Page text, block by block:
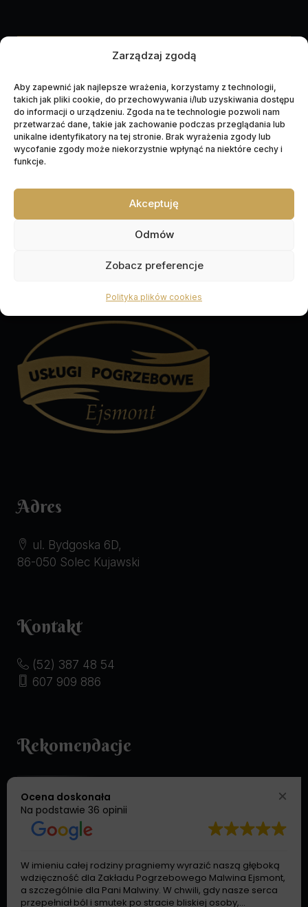
Zarządzaj zgodą
Aby zapewnić jak najlepsze wrażenia, korzystamy z technologii,
takich jak pliki cookie, do przechowywania i/lub uzyskiwania dostępu
do informacji o urządzeniu. Zgoda na te technologie pozwoli nam
przetwarzać dane, takie jak zachowanie podczas przeglądania lub
unikalne identyfikatory na tej stronie. Brak wyrażenia zgody lub
wycofanie zgody może niekorzystnie wpłynąć na niektóre cechy i
funkcje.
Akceptuję
Odmów
Zobacz preferencje
Polityka plików cookies
UDOSTĘPNIJ NEKROLOG
Adres
ul. Bydgoska 6D,
86-050 Solec Kujawski
Kontakt
(52) 387 48 54
607 909 886
Rekomendacje
Ocena doskonała
Na podstawie 36 opinii
W imieniu całej rodziny pragniemy wyrazić naszą głęboką
wdzięczność dla Zakładu Pogrzebowego Malwina Ejsmont,
a szczególnie dla Pani Malwiny. W chwili, gdy nasze serca
przepełniał ból i smutek po stracie bliskiej osoby,